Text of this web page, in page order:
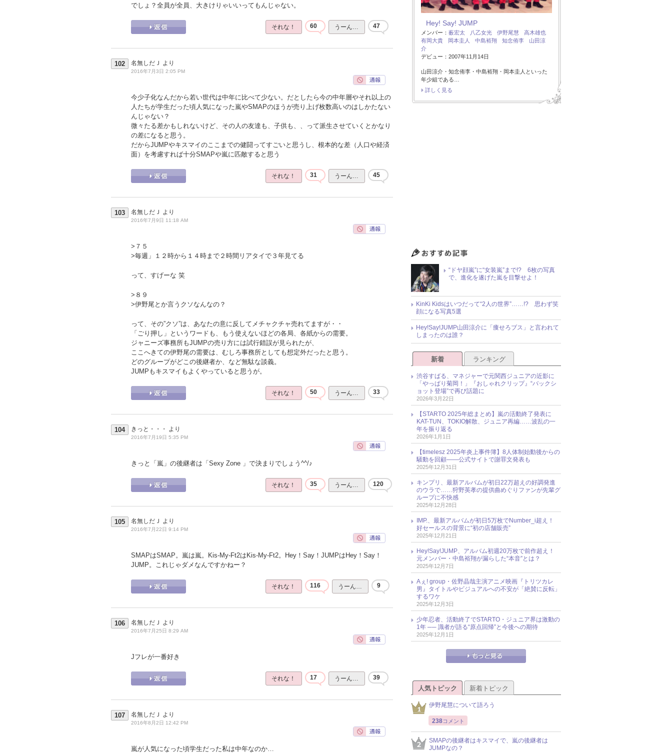
でしょ？全員が全員、大きけりゃいいってもんじゃない。
それな！ 60 うーん… 47
102 名無しだＪ より
2016年7月3日 2:05 PM
今少子化なんだから若い世代は中年に比べて少ない。だとしたら今の中年層やそれ以上の
人たちが学生だった頃人気になった嵐やSMAPのほうが売り上げ枚数高いのはしかたない
んじゃない？
微々たる差かもしれないけど、その人の友達も、子供も、、って派生させていくとかなり
の差になると思う。
だからJUMPやキスマイのここまでの健闘ってすごいと思うし、根本的な差（人口や経済
面）を考慮すれば十分SMAPや嵐に匹敵すると思う
それな！ 31 うーん… 45
103 名無しだＪ より
2016年7月9日 11:18 AM
>７５
>毎週」１２時から１４時まで２時間リアタイで３年見てる
って、すげーな 笑
>８９
>伊野尾とか言うクソなんなの？
って、その”クソ”は、あなたの意に反してメチャクチャ売れてますが・・
「ごり押し」というワードも、もう使えないほどの各局、各紙からの需要。
ジャニーズ事務所もJUMPの売り方には試行錯誤が見られたが、
ここへきての伊野尾の需要は、むしろ事務所としても想定外だったと思う。
どのグループがどこの後継者か、など無駄な談義。
JUMPもキスマイもよくやっていると思うが。
それな！ 50 うーん… 33
104 きっと・・・ より
2016年7月19日 5:35 PM
きっと「嵐」の後継者は「Sexy Zone 」で決まりでしょう^^/♪
それな！ 35 うーん… 120
105 名無しだＪ より
2016年7月22日 9:14 PM
SMAPはSMAP。嵐は嵐。Kis-My-Ft2はKis-My-Ft2。Hey！Say！JUMPはHey！Say！
JUMP。これじゃダメなんですかねー？
それな！ 116 うーん… 9
106 名無しだＪ より
2016年7月25日 8:29 AM
Jフレが一番好き
それな！ 17 うーん… 39
107 名無しだＪ より
2016年8月2日 12:42 PM
嵐が人気になった頃学生だった私は中年なのか…
Hey! Say! JUMP
メンバー： 薮宏太 八乙女光 伊野尾慧
高木雄也
有岡大貴
岡本圭人 中島裕翔 知念侑李
山田涼
介
デビュー：2007年11月14日
山田涼介・知念侑李・中島裕翔・岡本圭人といった
年少組である…
詳しく見る
“ドヤ顔嵐”に“女装嵐”まで!? 6枚の写真
で、進化を遂げた嵐を目撃せよ！
KinKi Kidsはいつだって“2人の世界”……!? 思わず笑
顔になる写真5選
Hey!Say!JUMP山田涼介に「痩せろブス」と言われて
しまったのは誰？
新着 ランキング
渋谷すばる、マネジャーで元関西ジュニアの近影に
「やっぱり菊岡！」『おしゃれクリップ』“バックシ
ョット登場”で再び話題に
2026年3月22日
【STARTO 2025年総まとめ】嵐の活動終了発表に
KAT-TUN、TOKIO解散、ジュニア再編……波乱の一
年を振り返る
2026年1月1日
【timelesz 2025年炎上事件簿】8人体制始動後からの
騒動を回顧――公式サイトで謝罪文発表も
2025年12月31日
キンプリ、最新アルバムが初日22万超えの好調発進
のウラで……狩野英孝の提供曲めぐりファンが先輩グ
ループに不快感
2025年12月28日
IMP.、最新アルバムが初日5万枚でNumber_i超え！
好セールスの背景に“初の店舗販売”
2025年12月21日
Hey!Say!JUMP、アルバム初週20万枚で前作超え！
元メンバー・中島裕翔が漏らした“本音”とは？
2025年12月7日
Aぇ! group・佐野晶哉主演アニメ映画『トリツカレ
男』タイトルやビジュアルへの不安が「絶賛に反転」
するワケ
2025年12月3日
少年忍者、活動終了でSTARTO・ジュニア界は激動の
1年 ── 識者が語る“原点回帰”と今後への期待
2025年12月1日
人気トピック 新着トピック
伊野尾慧について語ろう
238コメント
SMAPの後継者はキスマイで、嵐の後継者は
JUMPなの？